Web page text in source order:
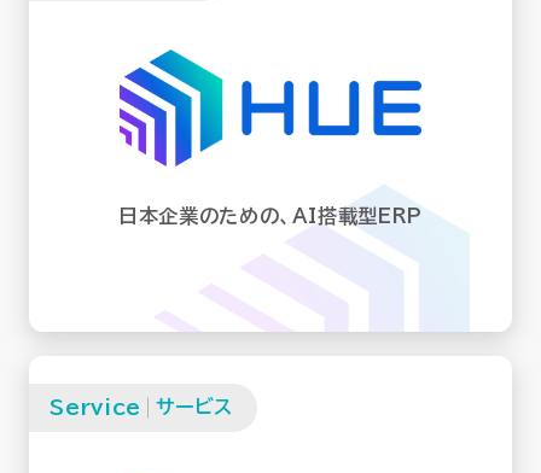
資料ダウンロード
EN
日本企業のための、AI搭載型ERP
Service サービス